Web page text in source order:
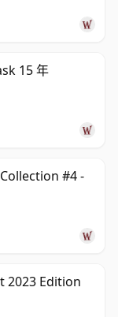
15 年
#4 -
2023 Edition